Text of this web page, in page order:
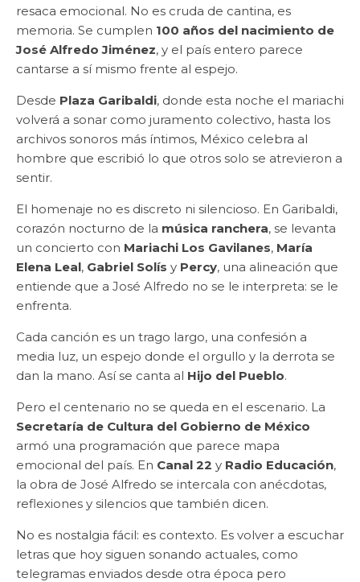
resaca emocional. No es cruda de cantina, es
memoria. Se cumplen 100 años del nacimiento de
José Alfredo Jiménez, y el país entero parece
cantarse a sí mismo frente al espejo.
Desde Plaza Garibaldi, donde esta noche el mariachi
volverá a sonar como juramento colectivo, hasta los
archivos sonoros más íntimos, México celebra al
hombre que escribió lo que otros solo se atrevieron a
sentir.
El homenaje no es discreto ni silencioso. En Garibaldi,
corazón nocturno de la música ranchera, se levanta
un concierto con Mariachi Los Gavilanes, María
Elena Leal, Gabriel Solís y Percy, una alineación que
entiende que a José Alfredo no se le interpreta: se le
enfrenta.
Cada canción es un trago largo, una confesión a
media luz, un espejo donde el orgullo y la derrota se
dan la mano. Así se canta al Hijo del Pueblo.
Pero el centenario no se queda en el escenario. La
Secretaría de Cultura del Gobierno de México
armó una programación que parece mapa
emocional del país. En Canal 22 y Radio Educación,
la obra de José Alfredo se intercala con anécdotas,
reflexiones y silencios que también dicen.
No es nostalgia fácil: es contexto. Es volver a escuchar
letras que hoy siguen sonando actuales, como
telegramas enviados desde otra época pero